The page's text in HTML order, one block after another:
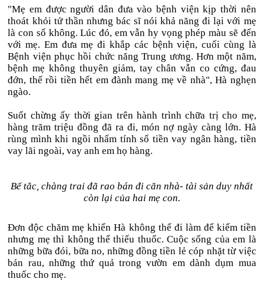
"Mẹ em được người dân đưa vào bệnh viện kịp thời nên
thoát khỏi tử thần nhưng bác sĩ nói khả năng đi lại với mẹ
là con số không. Lúc đó, em vẫn hy vọng phép màu sẽ đến
với mẹ. Em đưa mẹ đi khắp các bệnh viện, cuối cùng là
Bệnh viện phục hồi chức năng Trung ương. Hơn một năm,
bệnh mẹ không thuyên giảm, tay chân vẫn co cứng, đau
đớn, thế rồi tiền hết em đành mang mẹ về nhà", Hà nghẹn
ngào.
Suốt chừng ấy thời gian trên hành trình chữa trị cho mẹ,
hàng trăm triệu đồng đã ra đi, món nợ ngày càng lớn. Hà
rùng mình khi ngồi nhẩm tính số tiền vay ngân hàng, tiền
vay lãi ngoài, vay anh em họ hàng.
Bế tắc, chàng trai đã rao bán đi căn nhà- tài sản duy nhất
còn lại của hai mẹ con.
Đơn độc chăm mẹ khiến Hà không thể đi làm để kiếm tiền
nhưng mẹ thì không thể thiếu thuốc. Cuộc sống của em là
những bữa đói, bữa no, những đồng tiền lẻ cóp nhặt từ việc
bán rau, những thứ quả trong vườn em dành dụm mua
thuốc cho mẹ.